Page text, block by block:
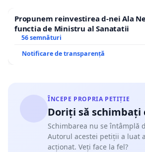
Propunem reinvestirea d-nei Ala
functia de Ministru al Sanatatii
56 semnături
Notificare de transparență
ÎNCEPE PROPRIA PETIȚIE
Doriți să schimbați
Schimbarea nu se întâmplă
Autorul acestei petiții a luat
acționat. Veți face la fel?